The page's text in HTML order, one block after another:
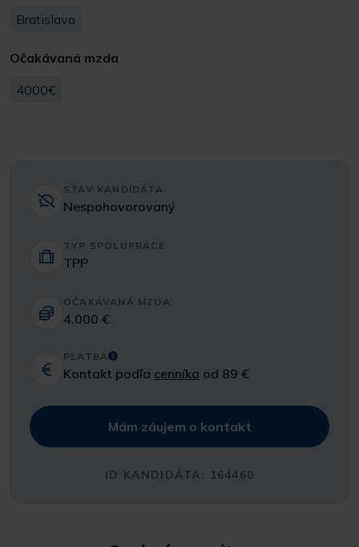
Bratislava
Očakávaná mzda
4000€
STAV KANDIDÁTA
Nespohovorovaný
TYP SPOLUPRÁCE
TPP
OČAKÁVANÁ MZDA
4.000 €
PLATBA
Kontakt podľa cenníka od 89 €
Mám záujem o kontakt
ID KANDIDÁTA: 164460